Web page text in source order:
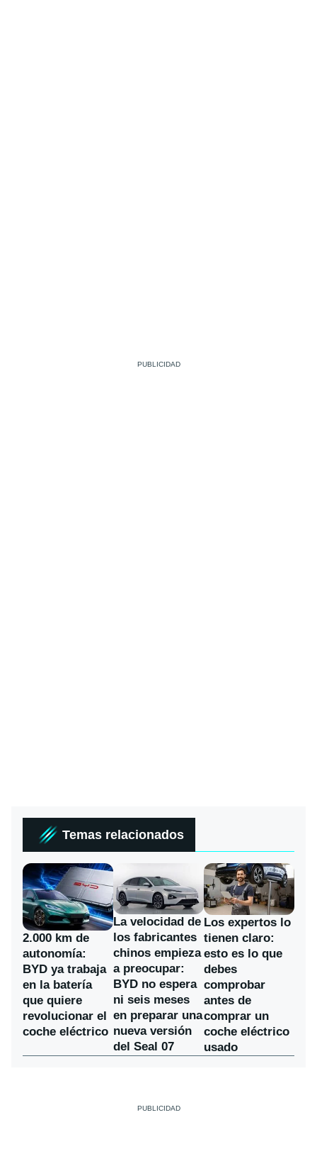
Temas relacionados
2.000 km de
autonomía:
BYD ya trabaja
en la batería
que quiere
revolucionar el
coche eléctrico
La velocidad de
los fabricantes
chinos empieza
a preocupar:
BYD no espera
ni seis meses
en preparar una
nueva versión
del Seal 07
Los expertos lo
tienen claro:
esto es lo que
debes
comprobar
antes de
comprar un
coche eléctrico
usado